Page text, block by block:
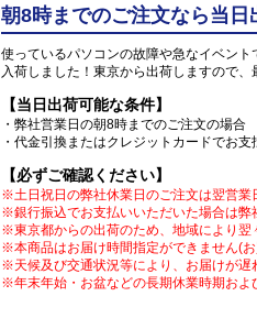
朝8時までのご注文なら当
使っているパソコンの故障や急なイベン
入荷しました！東京から出荷しますので、
【当日出荷可能な条件】
・弊社営業日の朝8時までのご注文の場合
・代金引換またはクレジットカードでお
【必ずご確認ください】
※土日祝日の弊社休業日のご注文は翌営業
※銀行振込でお支払いいただいた場合は
※東京都からの出荷のため、地域により
※本商品はお届け時間指定ができません(
※天候及び交通状況等により、お届けが遅
※年末年始・お盆などの長期休業時期お